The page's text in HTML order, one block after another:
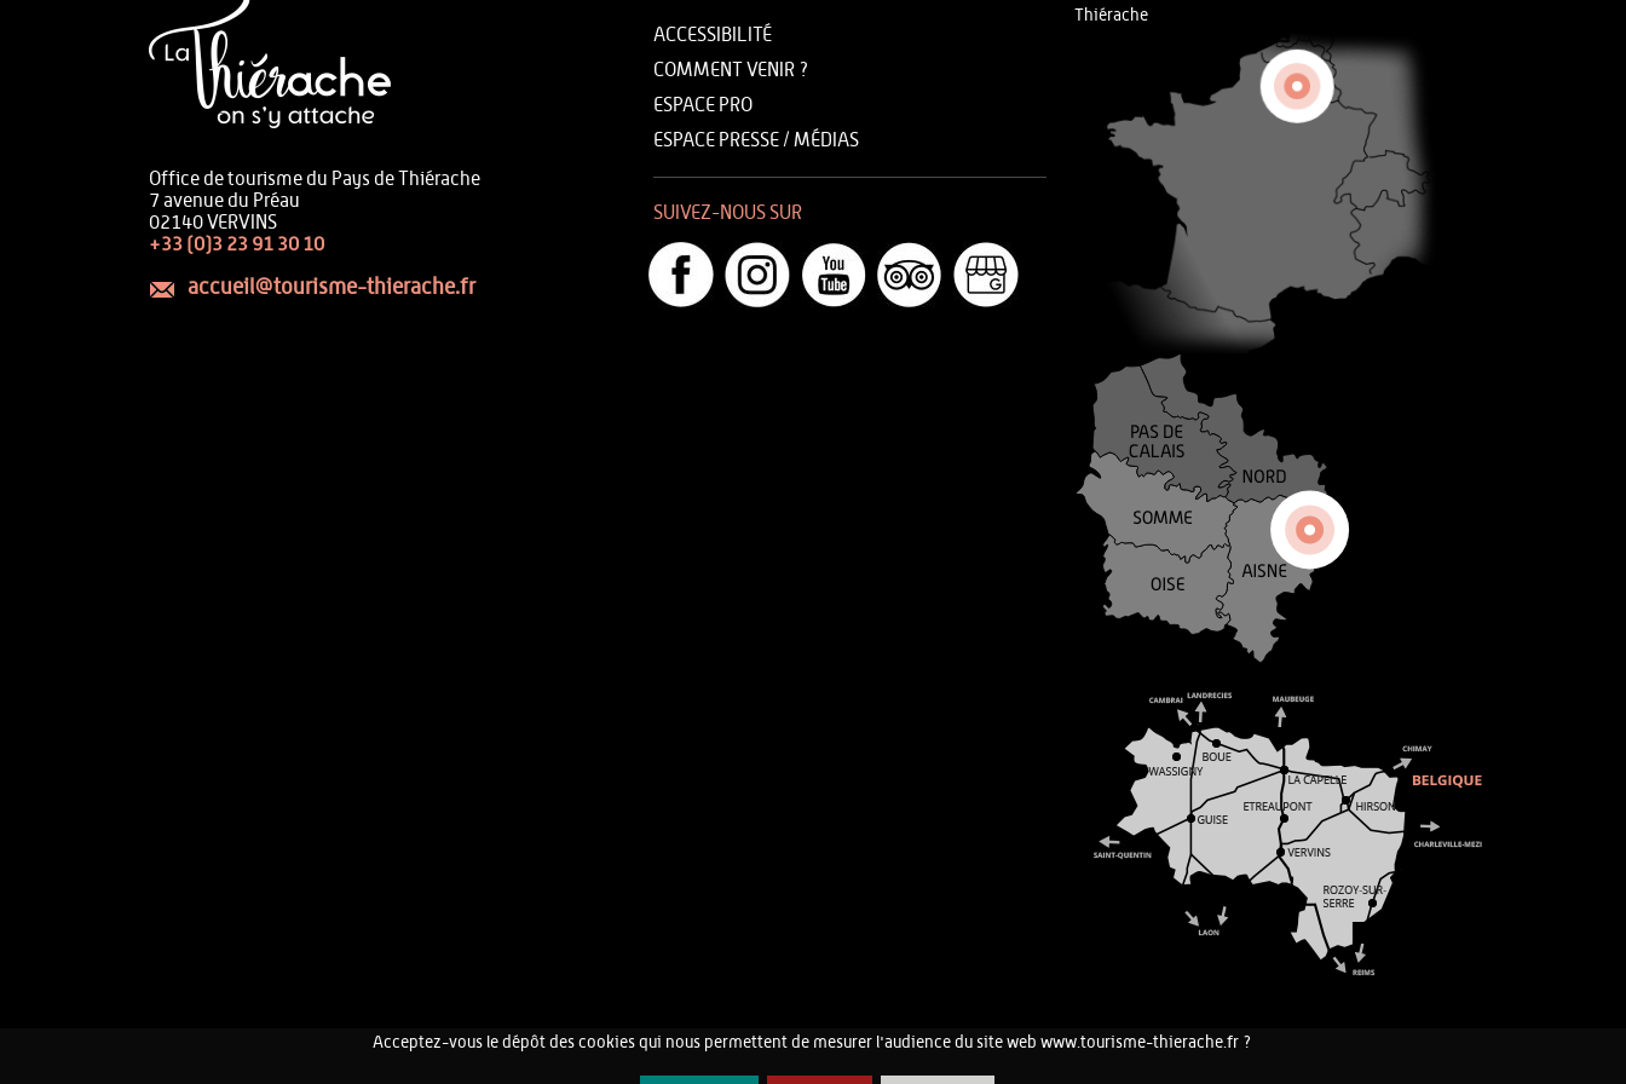
Office de tourisme du Pays de Thiérache
7 avenue du Préau
02140 VERVINS
+33 (0)3 23 91 30 10
accueil@tourisme-thierache.fr
ACCESSIBILITÉ
COMMENT VENIR ?
ESPACE PRO
ESPACE PRESSE / MÉDIAS
SUIVEZ-NOUS SUR
Thiérache
CONTACT MENTIONS LÉGALES
Acceptez-vous le dépôt des cookies qui nous permettent de mesurer l'audience du site web www.tourisme-thierache.fr ?